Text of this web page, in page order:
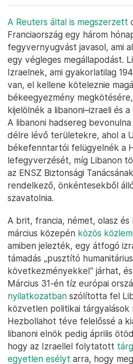
A Reuters által is megszerzett
Franciaország egy három
fegyvernyugvást javasol, ami
egy végleges megállapodást.
Izraelnek, ami gyakorlatilag
van, el kellene köteleznie
békeegyezmény
kijelölnék a libanoni–izraeli és
A libanoni hadsereg
délre lévő területekre, ahol a
békefenntartói felügyelnék a
lefegyverzését, míg Libanon
az ENSZ Biztonsági
rendelkező, önkéntesekből
szavatolnia.
A brit, francia, német, olasz
március közepén közös
amiben jelezték, egy átfogó
támadás „pusztító humanitárius
következményekkel” járhat,
Március 31-én tíz európai
nyilatkozatban szólította fel
közvetlen politikai tárgyalások
Hezbollahot téve felelőssé a
libanoni elnök pedig április
hogy az Izraellel folytatott
egyetlen esélyt arra, hogy